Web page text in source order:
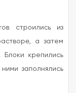
строились из
а затем
Блоки крепились
заполнялись